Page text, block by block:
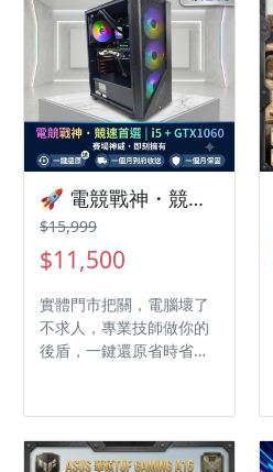
🚀 電競戰神・競速首選 水冷i5 + GTX1060 6G | 頂級賽場風格二手機，日付只要 $21！
$15,999
$11,500
實體門市把關，電腦壞了
不求人，專業技師做你的
後盾，一鍵還原省時省
神二手機！ 我們深知消費
者對二手機的疑慮，因此
我們不僅將關鍵零件升級